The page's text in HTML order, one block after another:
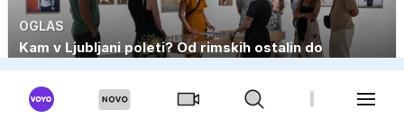
OGLAS
Kam v Ljubljani poleti? Od rimskih ostalin do